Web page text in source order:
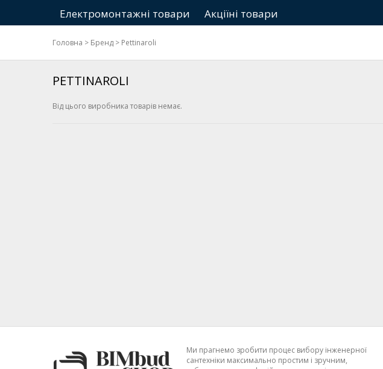
Електромонтажні товари
Акціїні товари
Головна > Бренд > Pettinaroli
PETTINAROLI
Від цього виробника товарів немає.
Ми прагнемо зробити процес вибору інженерної
сантехніки максимально простим і зручним,